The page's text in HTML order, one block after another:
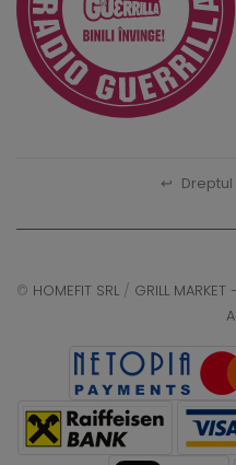
↩
© HOMEFIT SRL / GRILL MARKET